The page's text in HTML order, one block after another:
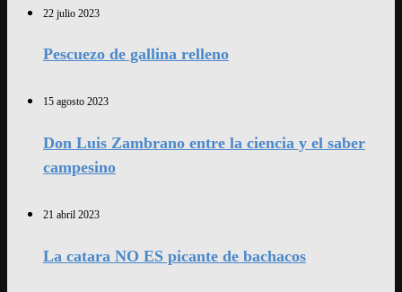
22 julio 2023
Pescuezo de gallina relleno
15 agosto 2023
Don Luis Zambrano entre la ciencia y el saber
campesino
21 abril 2023
La catara NO ES picante de bachacos